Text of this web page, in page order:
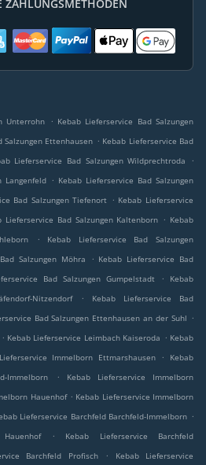
ZAHLUNGSMETHODEN
Unterrohn . Kebab Lieferservice Bad Salzungen
Salzungen Ettenhausen . Kebab Lieferservice Bad
Lieferservice Bad Salzungen Wildprechtroda
.
Langenfeld . Kebab Lieferservice Bad Salzungen
Bad Salzungen Tiefenort . Kebab Lieferservice
Lieferservice Bad Salzungen Kaltenborn . Kebab
.
Kebab Lieferservice Bad Salzungen
Salzungen Möhra . Kebab Lieferservice Bad
Bad Salzungen Gumpelstadt .
Kebab
Nitzendorf
.
Kebab Lieferservice Bad
Bad Salzungen Ettenhausen an der Suhl .
. Kebab Lieferservice Leimbach Kaiseroda . Kebab
Immelborn Ettmarshausen .
Kebab
Immelborn
.
Kebab Lieferservice Immelborn
Hauenhof . Kebab Lieferservice Immelborn
Lieferservice Barchfeld Barchfeld-Immelborn .
.
Kebab Lieferservice Barchfeld
Barchfeld Profisch .
Kebab Lieferservice